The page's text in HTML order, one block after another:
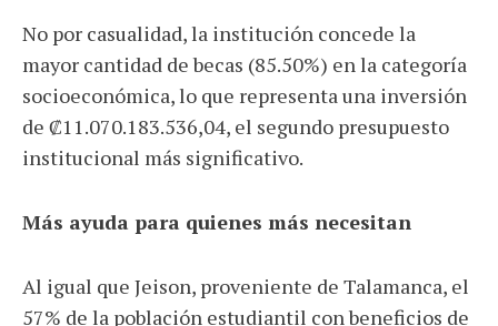
No por casualidad, la institución concede la
mayor cantidad de becas (85.50%) en la categoría
socioeconómica, lo que representa una inversión
de ₡11.070.183.536,04, el segundo presupuesto
institucional más significativo.
Más ayuda para quienes más necesitan
Al igual que Jeison, proveniente de Talamanca, el
57% de la población estudiantil con beneficios de